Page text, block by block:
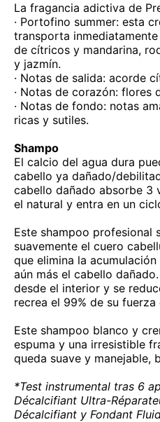
La fragancia adictiva de
· Portofino summer: esta
transporta
de cítricos y mandarina,
y jazmín.
· Notas de salida: acorde
· Notas de corazón: flores
· Notas de fondo: notas
ricas y sutiles.
Shampo
El calcio del agua dura
cabello ya dañado/
cabello dañado absorbe 3
el natural y entra en un
Este shampoo profesional
suavemente el cuero
que elimina la
aún más el cabello
desde el interior y se
recrea el 99% de su
Este shampoo blanco y
espuma y una irresistible
queda suave y manejable,
*Test instrumental tras 6
Décalcifiant Ultra-
Décalcifiant y Fondant